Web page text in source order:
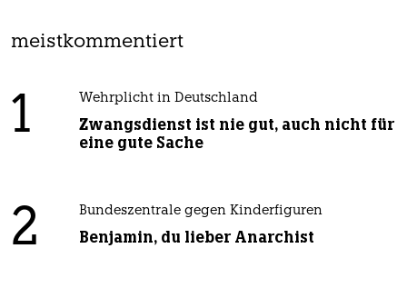
meistkommentiert
1 Wehrplicht in Deutschland
Zwangsdienst ist nie gut, auch nicht für
eine gute Sache
2 Bundeszentrale gegen Kinderfiguren
Benjamin, du lieber Anarchist